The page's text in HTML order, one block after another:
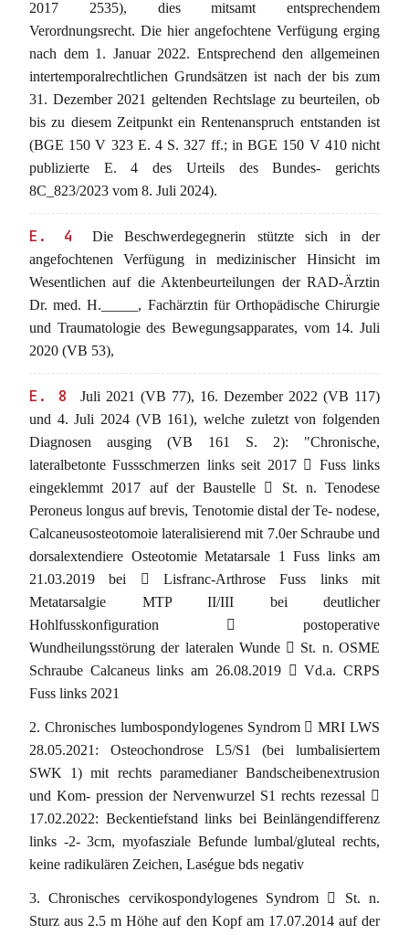
2017 2535), dies mitsamt entsprechendem
Verordnungsrecht. Die hier angefochtene Verfügung erging
nach dem 1. Januar 2022. Entsprechend den allgemeinen
intertemporalrechtlichen Grundsätzen ist nach der bis zum
31. Dezember 2021 geltenden Rechtslage zu beurteilen, ob
bis zu diesem Zeitpunkt ein Rentenanspruch entstanden ist
(BGE 150 V 323 E. 4 S. 327 ff.; in BGE 150 V 410 nicht
publizierte E. 4 des Urteils des Bundes- gerichts
8C_823/2023 vom 8. Juli 2024).
E. 4
Die Beschwerdegegnerin stützte sich in der
angefochtenen Verfügung in medizinischer Hinsicht im
Wesentlichen auf die Aktenbeurteilungen der RAD-Ärztin
Dr. med. H._____, Fachärztin für Orthopädische Chirurgie
und Traumatologie des Bewegungsapparates, vom 14. Juli
2020 (VB 53),
E. 8
Juli 2021 (VB 77), 16. Dezember 2022 (VB 117)
und 4. Juli 2024 (VB 161), welche zuletzt von folgenden
Diagnosen ausging (VB 161 S. 2): "Chronische,
lateralbetonte Fussschmerzen links seit 2017  Fuss links
eingeklemmt 2017 auf der Baustelle  St. n. Tenodese
Peroneus longus auf brevis, Tenotomie distal der Te- nodese,
Calcaneusosteotomoie lateralisierend mit 7.0er Schraube und
dorsalextendiere Osteotomie Metatarsale 1 Fuss links am
21.03.2019 bei  Lisfranc-Arthrose Fuss links mit
Metatarsalgie MTP II/III bei deutlicher
Hohlfusskonfiguration  postoperative
Wundheilungsstörung der lateralen Wunde  St. n. OSME
Schraube Calcaneus links am 26.08.2019  Vd.a. CRPS
Fuss links 2021
2. Chronisches lumbospondylogenes Syndrom  MRI LWS
28.05.2021: Osteochondrose L5/S1 (bei lumbalisiertem
SWK 1) mit rechts paramedianer Bandscheibenextrusion
und Kom- pression der Nervenwurzel S1 rechts rezessal 
17.02.2022: Beckentiefstand links bei Beinlängendifferenz
links -2- 3cm, myofasziale Befunde lumbal/gluteal rechts,
keine radikulären Zeichen, Laségue bds negativ
3. Chronisches cervikospondylogenes Syndrom  St. n.
Sturz aus 2.5 m Höhe auf den Kopf am 17.07.2014 auf der